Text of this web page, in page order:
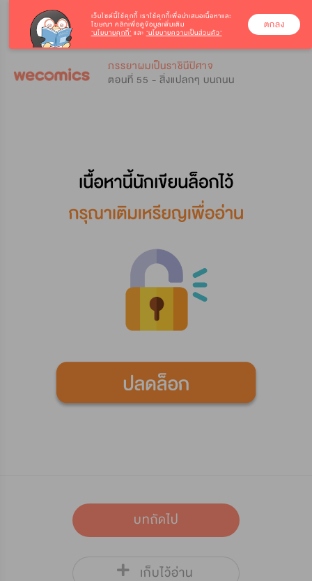
ภรรยาผมเป็นราชินีปิศาจ
ตอนที่ 55 - สิ่งแปลกๆ บนถนน
บทถัดไป
เก็บไว้อ่าน
เว็บไซต์นี้ใช้คุกกี้ เราใช้คุกกี้เพื่อนำเสนอเนื้อหาและ
โฆษณา คลิกเพื่อดูข้อมูลเพิ่มเติม
‘นโยบายคุกกี้’ และ ‘นโยบายความเป็นส่วนตัว’
ตกลง